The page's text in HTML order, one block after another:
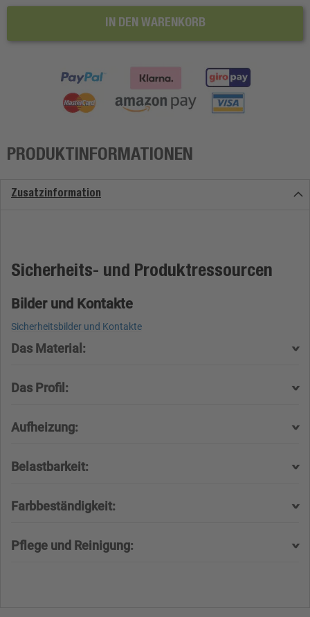
IN DEN WARENKORB
PRODUKTINFORMATIONEN
Zusatzinformation
Sicherheits- und Produktressourcen
Bilder und Kontakte
Sicherheitsbilder und Kontakte
Das Material:
Das Profil:
Aufheizung:
Belastbarkeit:
Farbbeständigkeit:
Pflege und Reinigung: